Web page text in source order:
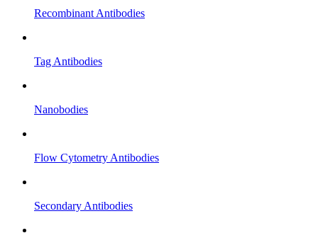
Recombinant Antibodies
Tag Antibodies
Nanobodies
Flow Cytometry Antibodies
Secondary Antibodies